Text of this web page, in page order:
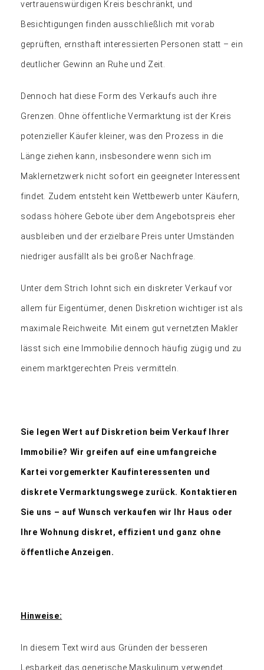
vertrauenswürdigen Kreis beschränkt, und
Besichtigungen finden ausschließlich mit vorab
geprüften, ernsthaft interessierten Personen statt – ein
deutlicher Gewinn an Ruhe und Zeit.
Dennoch hat diese Form des Verkaufs auch ihre
Grenzen. Ohne öffentliche Vermarktung ist der Kreis
potenzieller Käufer kleiner, was den Prozess in die
Länge ziehen kann, insbesondere wenn sich im
Maklernetzwerk nicht sofort ein geeigneter Interessent
findet. Zudem entsteht kein Wettbewerb unter Käufern,
sodass höhere Gebote über dem Angebotspreis eher
ausbleiben und der erzielbare Preis unter Umständen
niedriger ausfällt als bei großer Nachfrage.
Unter dem Strich lohnt sich ein diskreter Verkauf vor
allem für Eigentümer, denen Diskretion wichtiger ist als
maximale Reichweite. Mit einem gut vernetzten Makler
lässt sich eine Immobilie dennoch häufig zügig und zu
einem marktgerechten Preis vermitteln.
Sie legen Wert auf Diskretion beim Verkauf Ihrer
Immobilie? Wir greifen auf eine umfangreiche
Kartei vorgemerkter Kaufinteressenten und
diskrete Vermarktungswege zurück. Kontaktieren
Sie uns – auf Wunsch verkaufen wir Ihr Haus oder
Ihre Wohnung diskret, effizient und ganz ohne
öffentliche Anzeigen.
Hinweise:
In diesem Text wird aus Gründen der besseren
Lesbarkeit das generische Maskulinum verwendet.